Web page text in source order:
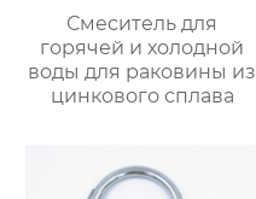
Смеситель для
горячей и холодной
воды для раковины из
цинкового сплава